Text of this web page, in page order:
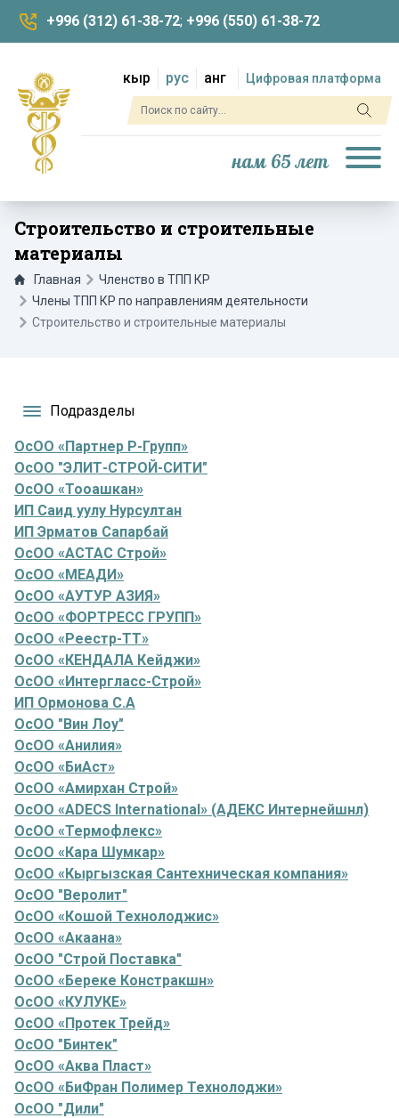
+996 (312) 61-38-72; +996 (550) 61-38-72
кыр рус анг Цифровая платформа
нам 65 лет
Строительство и строительные
материалы
Главная
Членство в ТПП КР
Члены ТПП КР по направлениям деятельности
Строительство и строительные материалы
Подразделы
ОсОО «Партнер Р-Групп»
ОсОО "ЭЛИТ-СТРОЙ-СИТИ"
ОсОО «Тооашкан»
ИП Саид уулу Нурсултан
ИП Эрматов Сапарбай
ОсОО «АСТАС Строй»
ОсОО «МЕАДИ»
ОсОО «АУТУР АЗИЯ»
ОсОО «ФОРТРЕСС ГРУПП»
ОсОО «Реестр-ТТ»
ОсОО «КЕНДАЛА Кейджи»
ОсОО «Интергласс-Строй»
ИП Ормонова С.А
ОсОО "Вин Лоу"
ОсОО «Анилия»
ОсОО «БиАст»
ОсОО «Амирхан Строй»
ОсОО «ADECS International» (АДЕКС Интернейшнл)
ОсОО «Термофлекс»
ОсОО «Кара Шумкар»
ОсОО «Кыргызская Сантехническая компания»
ОсОО "Веролит"
ОсОО «Кошой Технолоджис»
ОсОО «Акаана»
ОсОО "Строй Поставка"
ОсОО «Береке Констракшн»
ОсОО «КУЛУКЕ»
ОсОО «Протек Трейд»
ОсОО "Бинтек"
ОсОО «Аква Пласт»
ОсОО «БиФран Полимер Технолоджи»
ОсОО "Дили"